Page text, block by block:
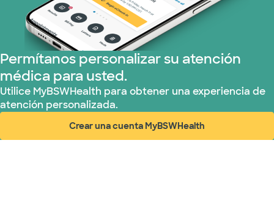
Permítanos personalizar su atención
médica para usted.
Utilice MyBSWHealth para obtener una experiencia de
atención personalizada.
Crear una cuenta MyBSWHealth
(abre en ventana nueva)